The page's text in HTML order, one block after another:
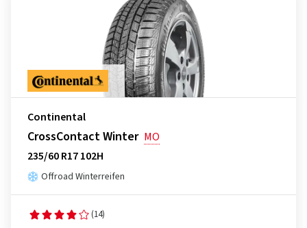
Continental
CrossContact Winter MO
235/60 R17 102H
Offroad Winterreifen
(14)